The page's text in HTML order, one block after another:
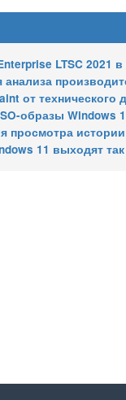
в январе 2027 года.
от технического
образы Windows
обновлений
11 выходят